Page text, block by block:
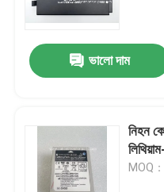
ভিডিও
ভালো দাম
নিহন
MOQ：